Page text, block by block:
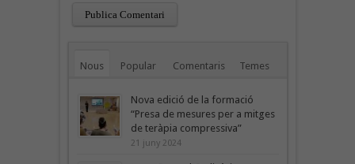
Nous Popular Comentaris Temes
Nova edició de la formació
“Presa de mesures per a mitges
de teràpia compressiva”
21 juny 2024